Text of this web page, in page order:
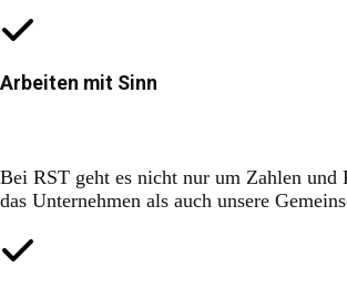
Arbeiten mit Sinn
Bei RST geht es nicht nur um Zahlen und
das Unternehmen als auch unsere